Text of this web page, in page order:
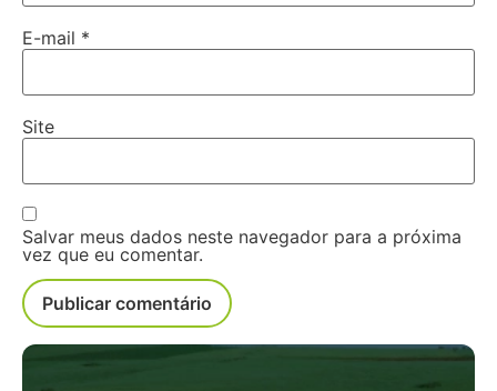
E-mail *
Site
Salvar meus dados neste navegador para a próxima
vez que eu comentar.